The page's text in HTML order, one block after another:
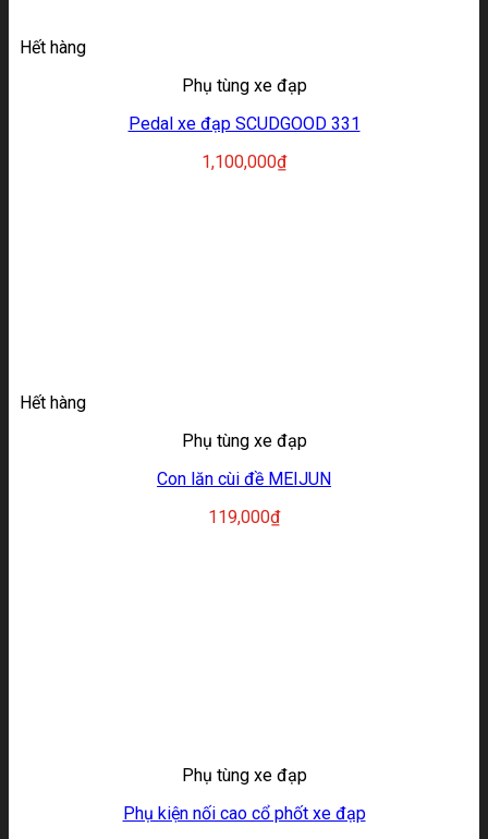
Hết hàng
Phụ tùng xe đạp
Pedal xe đạp SCUDGOOD 331
1,100,000₫
Hết hàng
Phụ tùng xe đạp
Con lăn cùi đề MEIJUN
119,000₫
Phụ tùng xe đạp
Phụ kiện nối cao cổ phốt xe đạp